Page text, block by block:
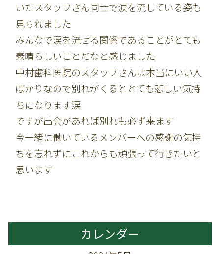
いたスタッフさん同士で涙を流している姿も
見られました
みんなで涙を流せる関係であることがとても
素晴らしいことだなと感じました
中村歯科医院のスタッフさんは本当にいい人
ばかりなので別れがくるととても悲しい気持
ちになります涙
ですが出会があれば別れも必ず来ます
今一緒に働いているメンバーへの感謝の気持
ちを忘れずにこれからも頑張って行きたいと
思います
カレンダー